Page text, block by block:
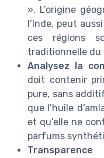
». L’origine
l’Inde, peut
ces régions
traditionnelle du
Analysez la
doit contenir
pure, sans
que l’huile
et qu’elle ne
parfums